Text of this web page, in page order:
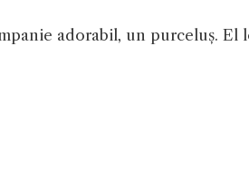
adorabil, un purceluș. El